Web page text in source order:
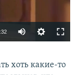
360p
хоть какие-то